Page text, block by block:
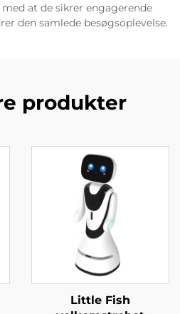
at de sikrer engagerende
den samlede besøgsoplevelse.
produkter
Little Fish